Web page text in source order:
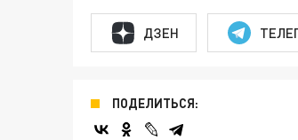
ДЗЕН
ПОДЕЛИТЬСЯ: